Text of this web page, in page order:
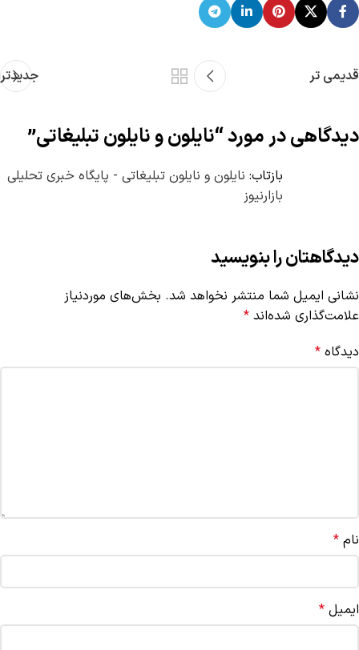
جدیدتر قدیمی تر
دیدگاهی در مورد “نایلون و نایلون تبلیغاتی”
بازتاب: نایلون و نایلون تبلیغاتی - پایگاه خبری تحلیلی
بازارنیوز
دیدگاهتان را بنویسید
نشانی ایمیل شما منتشر نخواهد شد. بخش‌های موردنیاز
علامت‌گذاری شده‌اند *
دیدگاه *
نام *
ایمیل *